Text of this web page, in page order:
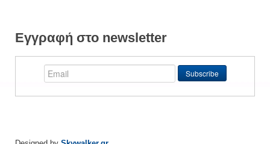
Εγγραφή στο newsletter